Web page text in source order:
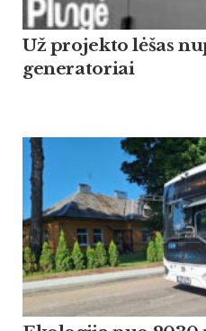
Už projekto lėšas
generatoriai